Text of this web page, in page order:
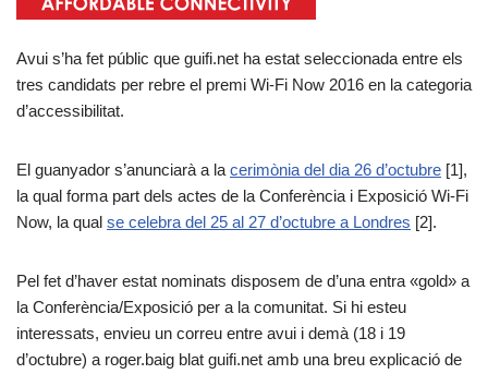
Avui s’ha fet públic que guifi.net ha estat seleccionada entre els
tres candidats per rebre el premi Wi-Fi Now 2016 en la categoria
d’accessibilitat.
El guanyador s’anunciarà a la cerimònia del dia 26 d’octubre [1],
la qual forma part dels actes de la Conferència i Exposició Wi-Fi
Now, la qual se celebra del 25 al 27 d’octubre a Londres [2].
Pel fet d’haver estat nominats disposem de d’una entra «gold» a
la Conferència/Exposició per a la comunitat. Si hi esteu
interessats, envieu un correu entre avui i demà (18 i 19
d’octubre) a roger.baig blat guifi.net amb una breu explicació de